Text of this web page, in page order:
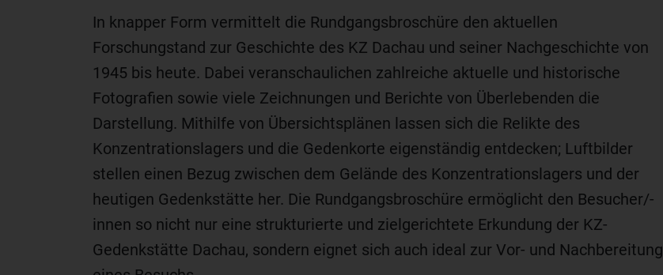
In knapper Form vermittelt die Rundgangsbroschüre den aktuellen
Forschungstand zur Geschichte des KZ Dachau und seiner Nachgeschichte von
1945 bis heute. Dabei veranschaulichen zahlreiche aktuelle und historische
Fotografien sowie viele Zeichnungen und Berichte von Überlebenden die
Darstellung. Mithilfe von Übersichtsplänen lassen sich die Relikte des
Konzentrationslagers und die Gedenkorte eigenständig entdecken; Luftbilder
stellen einen Bezug zwischen dem Gelände des Konzentrationslagers und der
heutigen Gedenkstätte her. Die Rundgangsbroschüre ermöglicht den Besucher/-
innen so nicht nur eine strukturierte und zielgerichtete Erkundung der KZ-
Gedenkstätte Dachau, sondern eignet sich auch ideal zur Vor- und Nachbereitung